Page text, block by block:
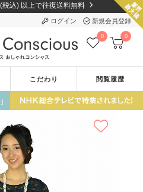
込) 以上で往復送料無料
ログイン 新規会員登録
0 0
こだわり 閲覧履歴